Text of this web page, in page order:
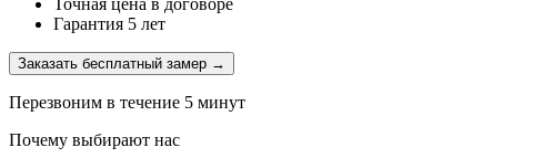
Точная цена в договоре
Гарантия 5 лет
Заказать бесплатный замер →
Перезвоним в течение 5 минут
Почему выбирают нас